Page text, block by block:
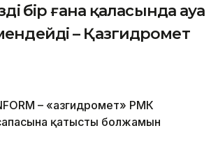
бір ғана қаласында ауа
– Қазгидромет
– «Қазгидромет» РМК
сапасына қатысты болжамын